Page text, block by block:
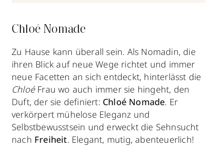
Chloé Nomade
Zu Hause kann überall sein. Als Nomadin, die
ihren Blick auf neue Wege richtet und immer
neue Facetten an sich entdeckt, hinterlässt die
ChloéFrau wo auch immer sie hingeht, den
Duft, der sie definiert: Chloé Nomade. Er
verkörpert mühelose Eleganz und
Selbstbewusstsein und erweckt die Sehnsucht
nach Freiheit. Elegant, mutig, abenteuerlich!